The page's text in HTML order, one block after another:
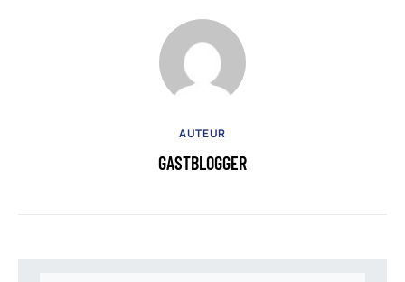
AUTEUR
GASTBLOGGER